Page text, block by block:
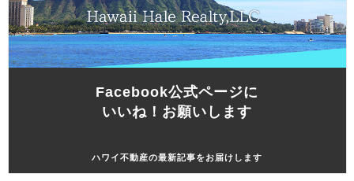
Facebook公式ページに
いいね！お願いします
ハワイ不動産の最新記事をお届けします